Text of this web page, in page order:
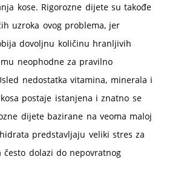
kose. Rigorozne dijete su takođe
uzroka ovog problema, jer
dovoljnu količinu hranljivih
neophodne za pravilno
nedostatka vitamina, minerala i
postaje istanjena i znatno se
dijete bazirane na veoma maloj
predstavljaju veliki stres za
dolazi do nepovratnog